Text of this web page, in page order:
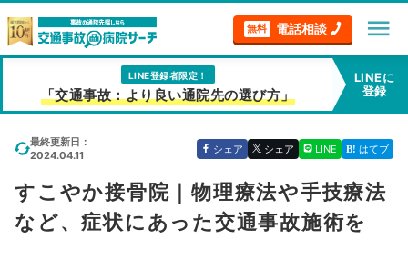
無料 電話相談 menu
LINE登録者限定！
「交通事故：より良い通院先の選び方」
LINEに
登録
最終更新日：
2024.04.11
シェア シェア LINE はてブ
すこやか接骨院｜物理療法や手技療法
など、症状にあった交通事故施術を